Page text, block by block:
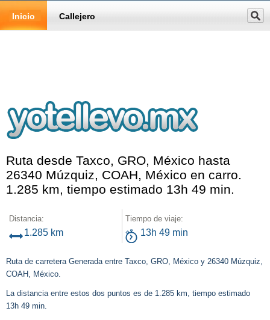
Inicio Callejero
Ruta desde Taxco, GRO, México hasta
26340 Múzquiz, COAH, México en carro.
1.285 km, tiempo estimado 13h 49 min.
Distancia:
1.285 km
Tiempo de viaje:
13h 49 min
Ruta de carretera Generada entre Taxco, GRO, México y 26340 Múzquiz,
COAH, México.
La distancia entre estos dos puntos es de 1.285 km, tiempo estimado
13h 49 min.